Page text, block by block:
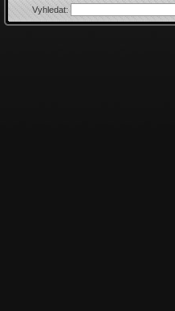
Vyhledat: